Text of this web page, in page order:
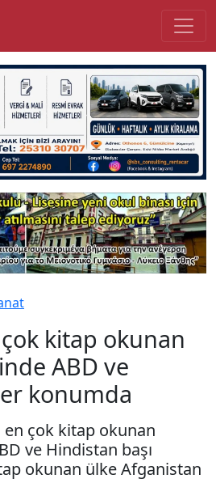
kitap okunan
ABD ve
konumda
en çok kitap okunan
ve Hindistan başı
okunan ülke Afganistan